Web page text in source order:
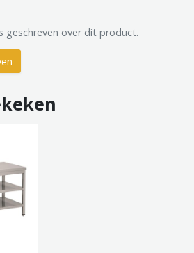
geschreven over dit product.